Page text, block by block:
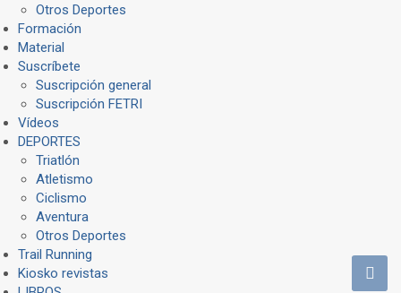
Otros Deportes
Formación
Material
Suscríbete
Suscripción general
Suscripción FETRI
Vídeos
DEPORTES
Triatlón
Atletismo
Ciclismo
Aventura
Otros Deportes
Trail Running
Kiosko revistas